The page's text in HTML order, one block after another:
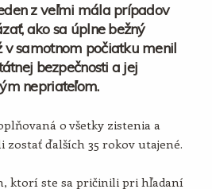
z veľmi mála prípadov
ako sa úplne bežný
samotnom počiatku menil
bezpečnosti a jej
nepriateľom.
o všetky zistenia a
ďalších 35 rokov utajené.
ktorí ste sa pričinili pri hľadaní